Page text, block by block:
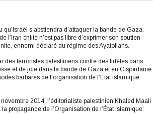
s’abstiendra d’attaquer la bande de Gaza.
l’Iran chiite n’est pas libre d’exprimer son soutien
ennemi déclaré du régime des Ayatollahs.
des terroristes palestiniens contre des fidèles dans
et de joie dans la bande de Gaza et en Cisjordanie.
barbares de l’organisation de l’Etat islamique
2014, l’éditorialiste palestinien Khaled Maali
propagande de l’Organisation de l’État islamique: